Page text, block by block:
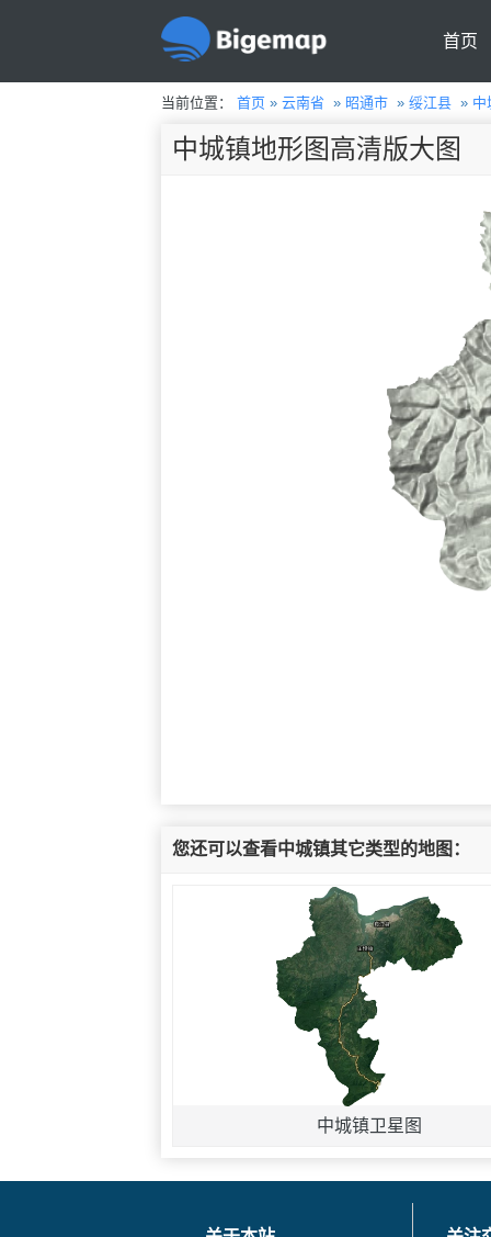
首页
当前位置： 首页» 云南省 » 昭通市» 绥江县» 中
中城镇地形图高清版大图
您还可以查看中城镇其它类型的地图：
中城镇卫星图